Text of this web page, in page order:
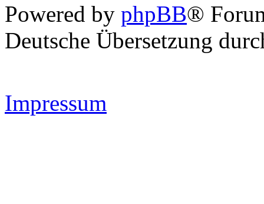
Powered by phpBB®
Deutsche Übersetzung
Impressum